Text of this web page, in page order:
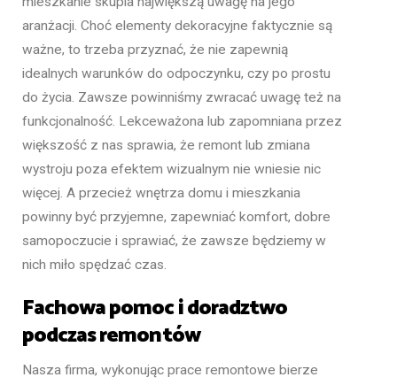
aranżacji. Choć elementy dekoracyjne faktycznie są
ważne, to trzeba przyznać, że nie zapewnią
idealnych warunków do odpoczynku, czy po prostu
do życia. Zawsze powinniśmy zwracać uwagę też na
funkcjonalność. Lekceważona lub zapomniana przez
większość z nas sprawia, że remont lub zmiana
wystroju poza efektem wizualnym nie wniesie nic
więcej. A przecież wnętrza domu i mieszkania
powinny być przyjemne, zapewniać komfort, dobre
samopoczucie i sprawiać, że zawsze będziemy w
nich miło spędzać czas.
Fachowa pomoc i doradztwo
podczas remontów
Nasza firma, wykonując prace remontowe bierze